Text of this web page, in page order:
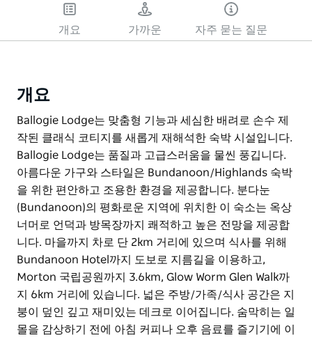
개요 가까운 자주 묻는 질문
개요
Ballogie Lodge는 맞춤형 기능과 세심한 배려로 손수 제
작된 클래식 코티지를 새롭게 재해석한 숙박 시설입니다.
Ballogie Lodge는 품질과 고급스러움을 물씬 풍깁니다.
아름다운 가구와 스타일은 Bundanoon/Highlands 숙박
을 위한 편안하고 조용한 환경을 제공합니다. 분다눈
(Bundanoon)의 평화로운 지역에 위치한 이 숙소는 옥상
너머로 언덕과 방목장까지 쾌적하고 높은 전망을 제공합
니다. 마을까지 차로 단 2km 거리에 있으며 식사를 위해
Bundanoon Hotel까지 도보로 지름길을 이용하고,
Morton 국립공원까지 3.6km, Glow Worm Glen Walk까
지 6km 거리에 있습니다. 넓은 주방/가족/식사 공간은 지
붕이 덮인 깊고 재미있는 데크로 이어집니다. 숨막히는 일
몰을 감상하기 전에 아침 커피나 오후 음료를 즐기기에 이